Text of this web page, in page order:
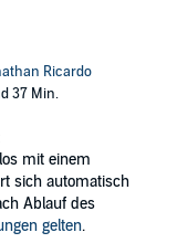
bidder at the
bachelor, wanted by
accustomed to being
the perfect mate
the mysterious
the Lord of
Ricardo
37 Min.
mit einem
sich automatisch
Ablauf des
gelten.